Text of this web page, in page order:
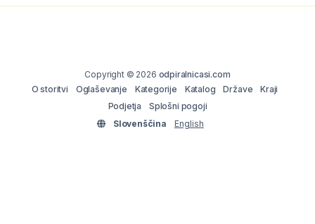
Copyright © 2026 odpiralnicasi.com
O storitvi
Oglaševanje Kategorije Katalog Države
Kraji
Podjetja
Splošni pogoji
Slovenščina
English